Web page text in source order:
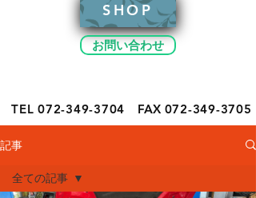
SHOP
お問い合わせ
TEL 072-349-3704 FAX 072-349-3705
記事
全ての記事